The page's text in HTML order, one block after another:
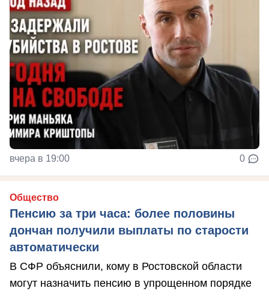
вчера в 19:00 0
Общество
Пенсию за три часа: более половины
дончан получили выплаты по старости
автоматически
В СФР объяснили, кому в Ростовской области
могут назначить пенсию в упрощенном порядке